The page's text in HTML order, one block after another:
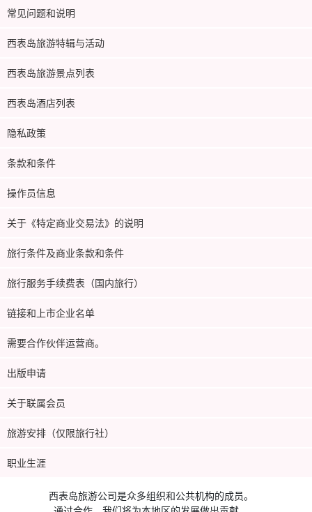
常见问题和说明
西表岛旅游特辑与活动
西表岛旅游景点列表
西表岛酒店列表
隐私政策
条款和条件
操作员信息
关于《特定商业交易法》的说明
旅行条件及商业条款和条件
旅行服务手续费表（国内旅行）
链接和上市企业名单
需要合作伙伴运营商。
出版申请
关于联属会员
旅游安排（仅限旅行社）
职业生涯
西表岛旅游公司是众多组织和公共机构的成员。